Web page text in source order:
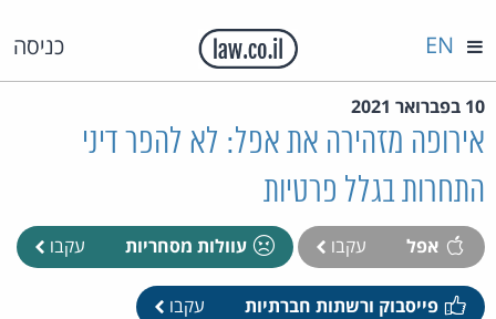
כניסה EN
10 בפברואר 2021
אירופה מזהירה את אפל: לא להפר דיני
התחרות בגלל פרטיות
אפל עקבו עוולות מסחריות עקבו
פייסבוק ורשתות חברתיות עקבו